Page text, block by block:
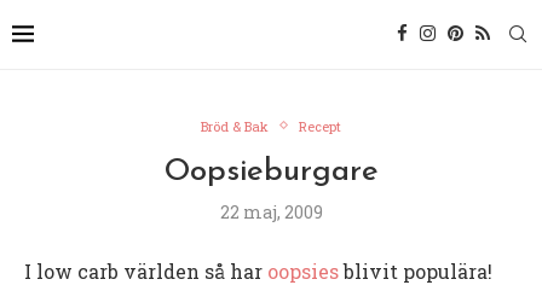
Bröd & Bak Recept
Oopsieburgare
22 maj, 2009
I low carb världen så har oopsiesblivit populära!